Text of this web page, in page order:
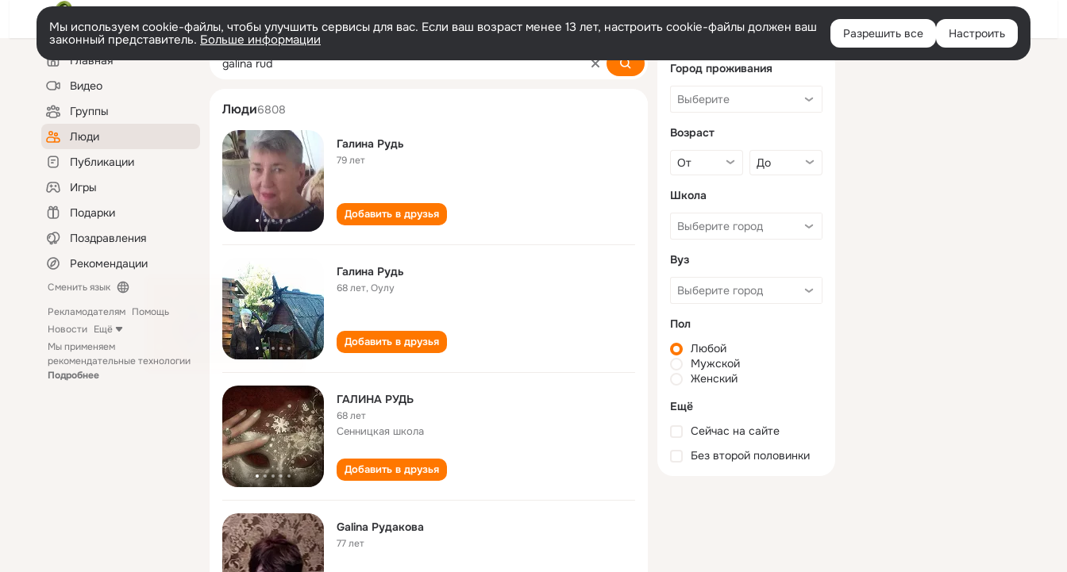
Войти
Мы используем cookie-файлы, чтобы улучшить сервисы для вас. Если ваш возраст менее 13 лет, настроить cookie-файлы должен ваш
законный представитель. Больше информации Разрешить все Настроить
Левая
колонкаГлавная
Видео
Группы
Люди
Публикации
Игры
Подарки
Поздравления
Рекомендации
Сменить язык
Рекламодателям Помощь
Новости Ещё
Мы применяем
рекомендательные технологии
Подробнее
galina rud
Люди6808
Галина Рудь
79 лет
Добавить в друзья
Галина Рудь
68 лет,Оулу
Добавить в друзья
ГАЛИНА РУДЬ
68 лет
Сенницкая школа
Добавить в друзья
Galina Рудакова
77 лет
Город проживания
Возраст
Школа
Вуз
Пол
Любой
Мужской
Женский
Ещё
Сейчас на сайте
Без второй половинки